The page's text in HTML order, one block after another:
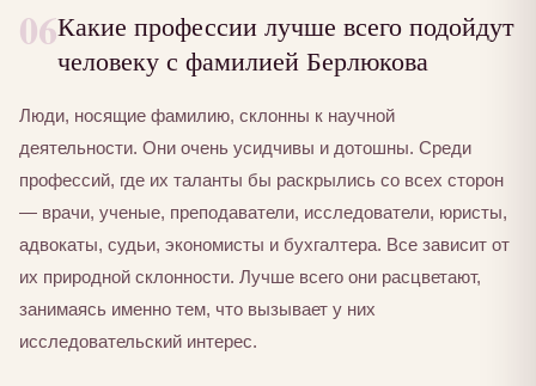
06Какие профессии лучше всего подойдут
человеку с фамилией Берлюкова
Люди, носящие фамилию, склонны к научной
деятельности. Они очень усидчивы и дотошны. Среди
профессий, где их таланты бы раскрылись со всех сторон
— врачи, ученые, преподаватели, исследователи, юристы,
адвокаты, судьи, экономисты и бухгалтера. Все зависит от
их природной склонности. Лучше всего они расцветают,
занимаясь именно тем, что вызывает у них
исследовательский интерес.